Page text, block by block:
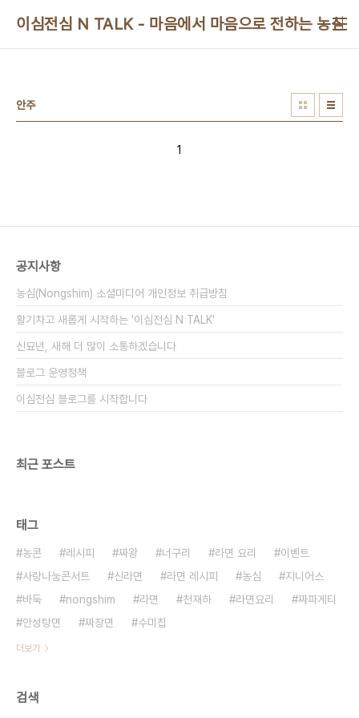
이심전심 N TALK - 마음에서 마음으로 전하는 농심
안주
1
공지사항
농심(Nongshim) 소셜미디어 개인정보 취급방침
활기차고 새롭게 시작하는 '이심전심 N TALK'
신묘년, 새해 더 많이 소통하겠습니다
블로그 운영정책
이심전심 블로그를 시작합니다
최근 포스트
태그
농콘 레시피 짜왕 너구리 라면 요리
이벤트
사랑나눔콘서트
신라면 라면 레시피 농심
지니어스
바둑
nongshim 라면 천재하 라면요리
짜파게티
안성탕면
짜장면 수미칩
더보기
검색